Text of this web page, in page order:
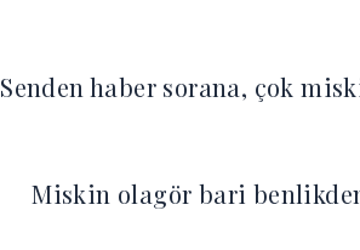
Senden haber sorana, çok
Miskin olagör bari